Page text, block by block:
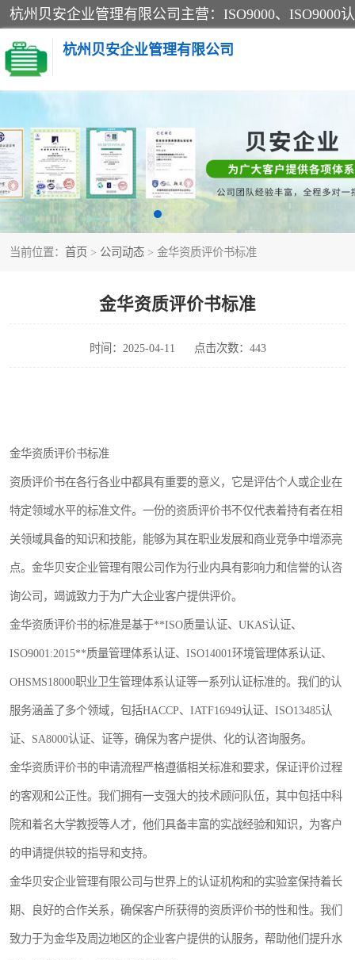
杭州贝安企业管理有限公司
当前位置： 首页 > 公司动态 > 金华资质评价书标准
金华资质评价书标准
时间：2025-04-11 点击次数：443
金华资质评价书标准
资质评价书在各行各业中都具有重要的意义，它是评估个人或企业在
特定领域水平的标准文件。一份的资质评价书不仅代表着持有者在相
关领域具备的知识和技能，能够为其在职业发展和商业竞争中增添亮
点。金华贝安企业管理有限公司作为行业内具有影响力和信誉的认咨
询公司，竭诚致力于为广大企业客户提供评价。
金华资质评价书的标准是基于**ISO质量认证、UKAS认证、
ISO9001:2015**质量管理体系认证、ISO14001环境管理体系认证、
OHSMS18000职业卫生管理体系认证等一系列认证标准的。我们的认
服务涵盖了多个领域，包括HACCP、IATF16949认证、ISO13485认
证、SA8000认证、证等，确保为客户提供、化的认咨询服务。
金华资质评价书的申请流程严格遵循相关标准和要求，保证评价过程
的客观和公正性。我们拥有一支强大的技术顾问队伍，其中包括中科
院和着名大学教授等人才，他们具备丰富的实战经验和知识，为客户
的申请提供较的指导和支持。
金华贝安企业管理有限公司与世界上的认证机构和的实验室保持着长
期、良好的合作关系，确保客户所获得的资质评价书的性和性。我们
致力于为金华及周边地区的企业客户提供的认服务，帮助他们提升水
CE认证
SA认证
OHSAS18001认证
45001认证